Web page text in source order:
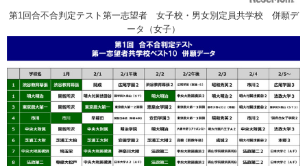
第1回合不合判定テスト第一志望者 女子校・男女別定員共学校 併願デ
ータ（女子）